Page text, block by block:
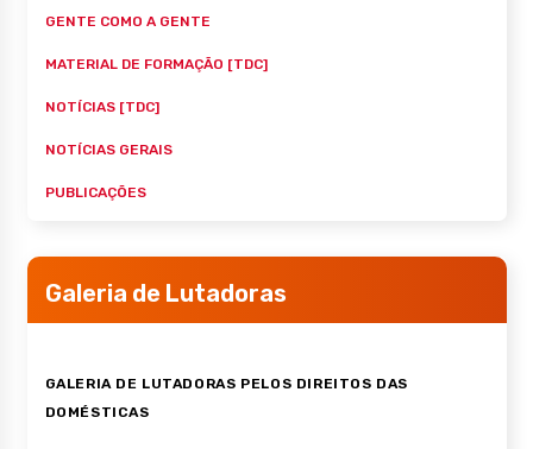
GENTE COMO A GENTE
MATERIAL DE FORMAÇÃO [TDC]
NOTÍCIAS [TDC]
NOTÍCIAS GERAIS
PUBLICAÇÕES
Galeria de Lutadoras
GALERIA DE LUTADORAS PELOS DIREITOS DAS
DOMÉSTICAS